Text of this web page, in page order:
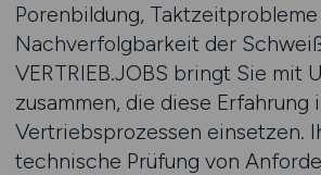
Porenbildung,
Nachverfolgbarkeit der
VERTRIEB.JOBS bringt Sie mit
zusammen, die diese
Vertriebsprozessen einsetzen.
technische Prüfung von